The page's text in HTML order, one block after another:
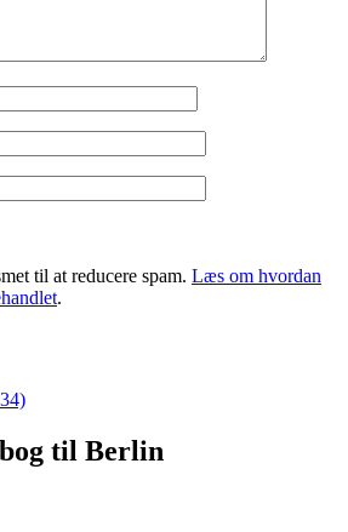
til at reducere spam. Læs om hvordan
.
til Berlin